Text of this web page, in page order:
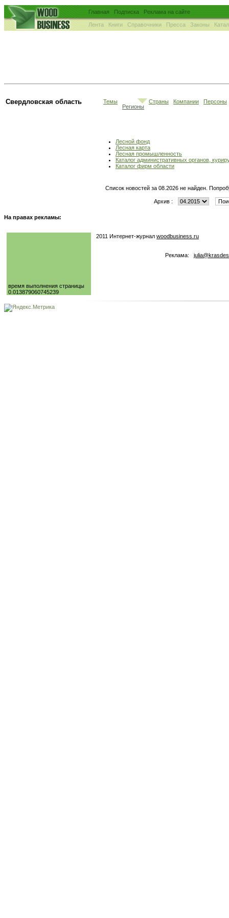
Главная Подписка Реклама на сайте
Лента Книги Справочники Пресса Законы
Свердловская область
Темы
Регионы
Страны Компании Персоны
Лесной фонд
Лесная карта
Лесная промышленность
Каталог административных органов,
Каталог фирм области
Список новостей за 08.2026 не найден.
Архив :
На правах рекламы:
время выполнения страницы
0.013879060745239
2011 Интернет-журнал woodbusiness.ru
Реклама: